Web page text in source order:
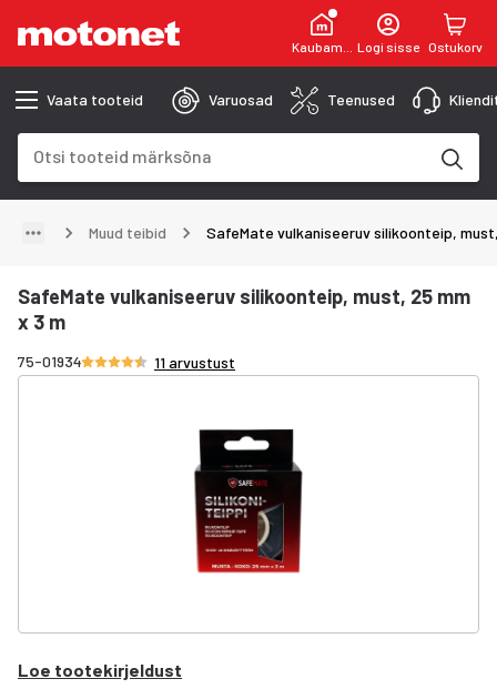
KaubamajaLogi sisse Ostukorv
Vaata tooteid Varuosad Teenused
Muud teibid SafeMate vulkaniseeruv silikoonteip,
SafeMate vulkaniseeruv silikoonteip, must, 25 mm
x 3 m
75-01934Hinnang 4.4/5 tähte
11 arvustust
Loe tootekirjeldust